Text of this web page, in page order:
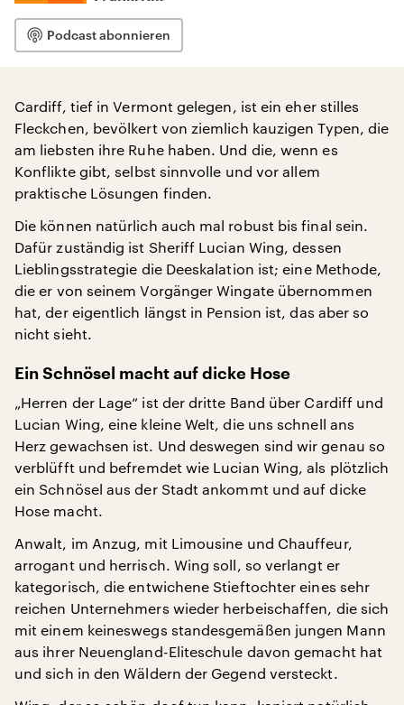
Podcast abonnieren
Cardiff, tief in Vermont gelegen, ist ein eher stilles
Fleckchen, bevölkert von ziemlich kauzigen Typen, die
am liebsten ihre Ruhe haben. Und die, wenn es
Konflikte gibt, selbst sinnvolle und vor allem
praktische Lösungen finden.
Die können natürlich auch mal robust bis final sein.
Dafür zuständig ist Sheriff Lucian Wing, dessen
Lieblingsstrategie die Deeskalation ist; eine Methode,
die er von seinem Vorgänger Wingate übernommen
hat, der eigentlich längst in Pension ist, das aber so
nicht sieht.
Ein Schnösel macht auf dicke Hose
„Herren der Lage“ ist der dritte Band über Cardiff und
Lucian Wing, eine kleine Welt, die uns schnell ans
Herz gewachsen ist. Und deswegen sind wir genau so
verblüfft und befremdet wie Lucian Wing, als plötzlich
ein Schnösel aus der Stadt ankommt und auf dicke
Hose macht.
Anwalt, im Anzug, mit Limousine und Chauffeur,
arrogant und herrisch. Wing soll, so verlangt er
kategorisch, die entwichene Stieftochter eines sehr
reichen Unternehmers wieder herbeischaffen, die sich
mit einem keineswegs standesgemäßen jungen Mann
aus ihrer Neuengland-Eliteschule davon gemacht hat
und sich in den Wäldern der Gegend versteckt.